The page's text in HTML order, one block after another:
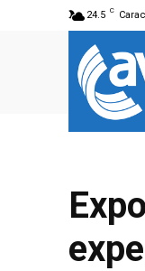
24.5 C